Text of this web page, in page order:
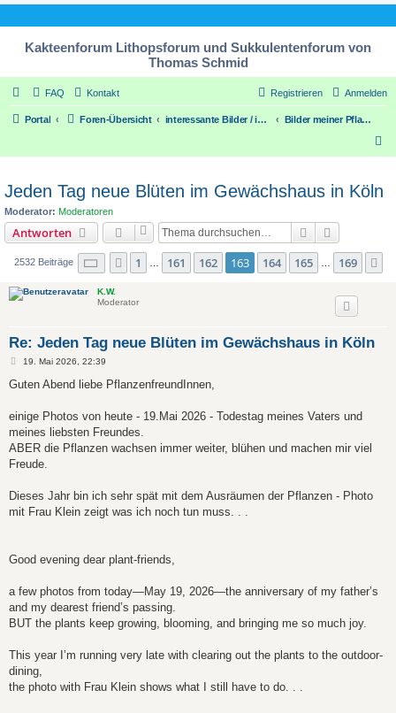
Kakteenforum Lithopsforum und Sukkulentenforum von
Thomas Schmid
FAQ Kontakt Anmelden
Registrieren
Portal Foren-Übersicht interessante Bilder / interesting pic´s
Bilder meiner Pflanzensammlung
Jeden Tag neue Blüten im Gewächshaus in Köln
Moderator: Moderatoren
Antworten Suche
2532 Beiträge Seite 163 von169
Vorherige
1 161 162 163 164 165 169
K.W.
Moderator
Re: Jeden Tag neue Blüten im Gewächshaus in Köln
B
i
a
19. Mai 2026, 22:39
Guten Abend liebe PflanzenfreundInnen,
einige Photos von heute - 19.Mai 2026 - Todestag meines Vaters und
meines liebsten Freundes.
ABER die Pflanzen wachsen immer weiter, blühen und machen mir viel
Freude.
Dieses Jahr bin ich sehr spät mit dem Ausräumen der Pflanzen - Photo
mit Frau Klein zeigt was ich noch tun muss. . .
Good evening dear plant-friends,
a few photos from today—May 19, 2026—the anniversary of my father’s
and my dearest friend’s passing.
BUT the plants keep growing, blooming, and bringing me so much joy.
This year I’m running very late with clearing out the plants to the outdoor-
dining,
the photo with Frau Klein shows what I still have to do. . .